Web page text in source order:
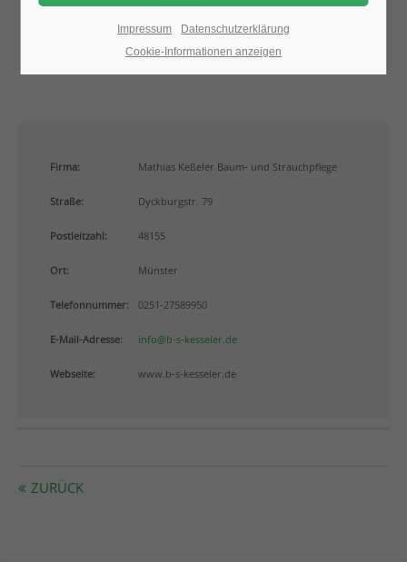
376-293 City Road, Suite 600
San Francisco, CA 94102
info@yourdomain.com
About us
Lorem ipsum dolor sit amet, consectetuer adipiscing
elit.
Aenean commodo ligula eget dolor. Aenean massa.
parturient montes, nascetur ridiculus mus. Donec
Firma: Mathias Keßeler Baum- und Strauchpflege
Straße: Dyckburgstr. 79
Postleitzahl: 48155
Ort: Münster
Telefonnummer: 0251-27589950
E-Mail-Adresse: info@b-s-kesseler.de
Webseite: www.b-s-kesseler.de
ZURÜCK
Impressum
Datenschutzerklärung
Cookie-Informationen anzeigen